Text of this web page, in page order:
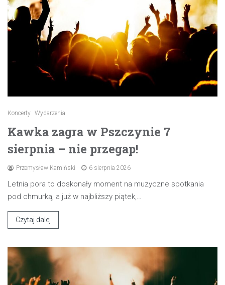
Koncerty Wydarzenia
Kawka zagra w Pszczynie 7
sierpnia – nie przegap!
Przemysław Kamiński 6 sierpnia 2026
Letnia pora to doskonały moment na muzyczne spotkania
pod chmurką, a już w najbliższy piątek,…
Czytaj dalej